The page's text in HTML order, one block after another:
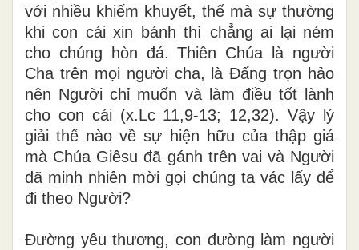
với nhiều khiếm khuyết, thế mà sự thường
khi con cái xin bánh thì chẳng ai lại ném
cho chúng hòn đá. Thiên Chúa là người
Cha trên mọi người cha, là Đấng trọn hảo
nên Người chỉ muốn và làm điều tốt lành
cho con cái (x.Lc 11,9-13; 12,32). Vậy lý
giải thế nào về sự hiện hữu của thập giá
mà Chúa Giêsu đã gánh trên vai và Người
đã minh nhiên mời gọi chúng ta vác lấy để
đi theo Người?
Đường yêu thương, con đường làm người